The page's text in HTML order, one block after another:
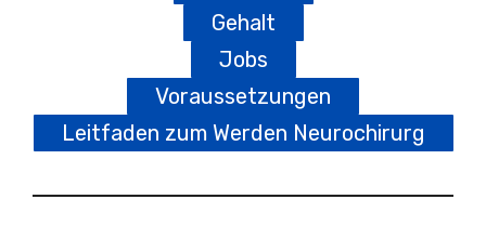
Gehalt
Jobs
Voraussetzungen
Leitfaden zum Werden Neurochirurg